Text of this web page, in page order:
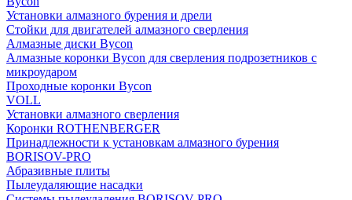
Установки алмазного бурения и дрели
Стойки для двигателей алмазного сверления
Алмазные диски Bycon
Алмазные коронки Bycon для сверления подрозетников с
микроударом
Проходные коронки Bycon
VOLL
Установки алмазного сверления
Коронки ROTHENBERGER
Принадлежности к установкам алмазного бурения
BORISOV-PRO
Абразивные плиты
Пылеудаляющие насадки